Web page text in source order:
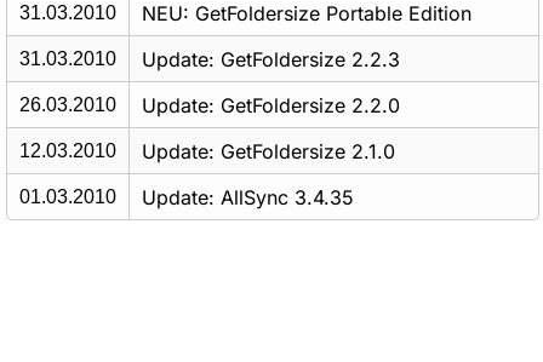
31.03.2010 NEU: GetFoldersize Portable Edition
31.03.2010 Update: GetFoldersize 2.2.3
26.03.2010 Update: GetFoldersize 2.2.0
12.03.2010 Update: GetFoldersize 2.1.0
01.03.2010 Update: AllSync 3.4.35